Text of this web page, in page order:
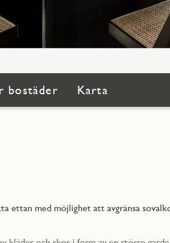
bostäder Karta
ettan med möjlighet att avgränsa